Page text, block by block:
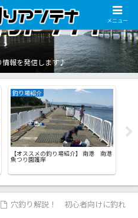
情報を発信します♪
釣り場紹介
【オススメの釣り場紹介】 南港 南港
魚つり園護岸
穴釣り解説！ 初心者向けに釣れ
メニュー